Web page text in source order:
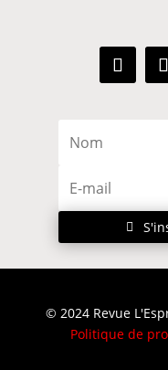
© 2024 Revue
Politique de